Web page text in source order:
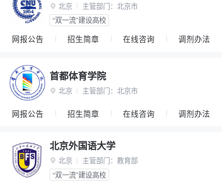
 北京 主管部门： 北京市
“双一流”建设高校
网报公告 招生简章 在线咨询 调剂办法
首都体育学院
 北京 主管部门： 北京市
网报公告 招生简章 在线咨询 调剂办法
北京外国语大学
 北京 主管部门： 教育部
“双一流”建设高校